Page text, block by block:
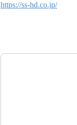
https://ss-hd.co.jp/